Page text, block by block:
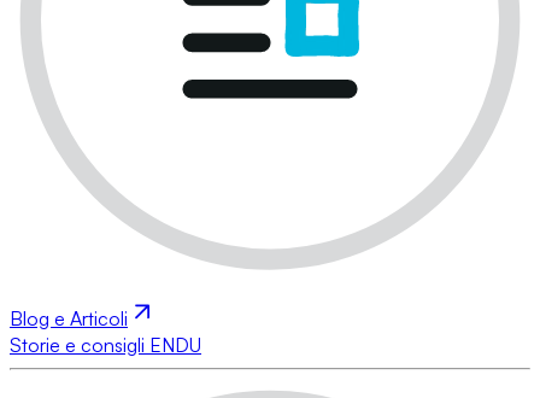
Blog e Articoli
Storie e consigli ENDU